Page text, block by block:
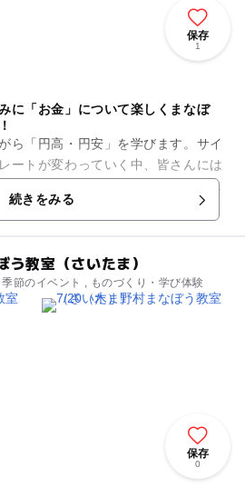
保存
1
に「お金」について楽しくまなぼ
ら「円高・円安」を学びます。サイ
ートが変わっていく中、皆さんには
で、消しゴムを輸入する体験をして
...続きをみる
教室（さいたま）
節のイベント , ものづくり・学び体験
保存
0